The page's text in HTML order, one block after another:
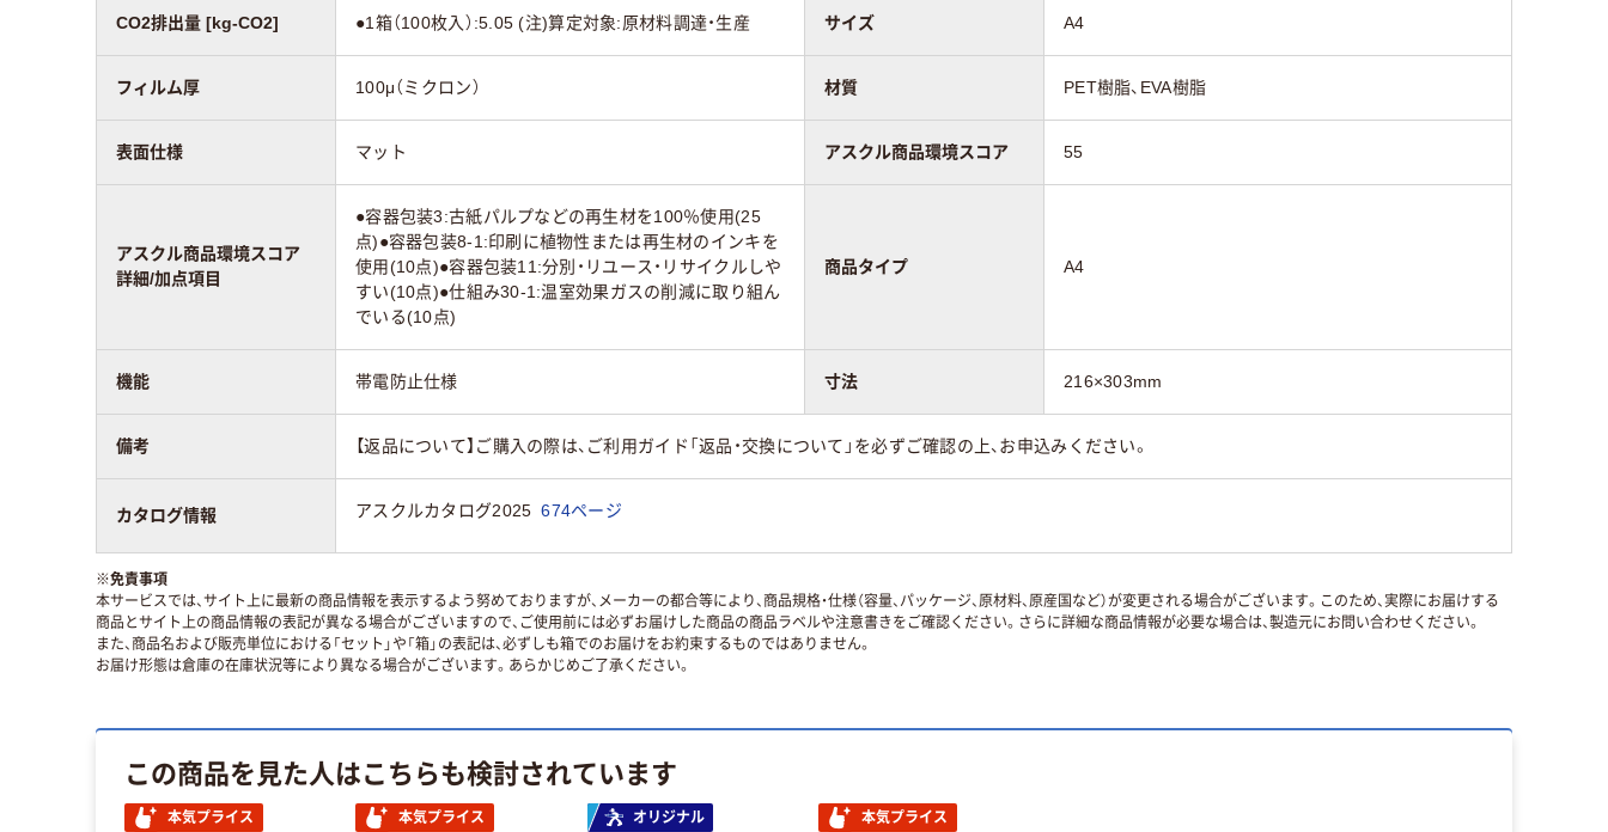
CO2排出量 [kg-CO2] ●1箱（100枚入）:5.05 (注)算定対象:原材料調達・生産 サイズ A4
フィルム厚 100μ（ミクロン） 材質 PET樹脂、EVA樹脂
表面仕様 マット アスクル商品環境スコア 55
アスクル商品環境スコア
詳細/加点項目
●容器包装3:古紙パルプなどの再生材を100％使用(25
点)●容器包装8-1:印刷に植物性または再生材のインキを
使用(10点)●容器包装11:分別・リユース・リサイクルしや
すい(10点)●仕組み30-1:温室効果ガスの削減に取り組ん
でいる(10点)
商品タイプ A4
機能 帯電防止仕様 寸法 216×303mm
備考 【返品について】ご購入の際は、ご利用ガイド「返品・交換について」を必ずご確認の上、お申込みください。
カタログ情報 アスクルカタログ2025 674ページ
※免責事項
本サービスでは、サイト上に最新の商品情報を表示するよう努めておりますが、メーカーの都合等により、商品規格・仕様（容量、パッケージ、原材料、原産国など）が変更される場合がございます。このため、実際にお届けする
商品とサイト上の商品情報の表記が異なる場合がございますので、ご使用前には必ずお届けした商品の商品ラベルや注意書きをご確認ください。さらに詳細な商品情報が必要な場合は、製造元にお問い合わせください。
また、商品名および販売単位における「セット」や「箱」の表記は、必ずしも箱でのお届けをお約束するものではありません。
お届け形態は倉庫の在庫状況等により異なる場合がございます。あらかじめご了承ください。
この商品を見た人はこちらも検討されています
本気プライス 本気プライス オリジナル 本気プライス